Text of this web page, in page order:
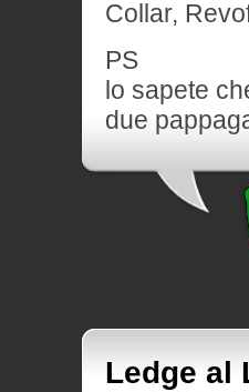
Collar,
PS
lo sapete
due
Ledge al